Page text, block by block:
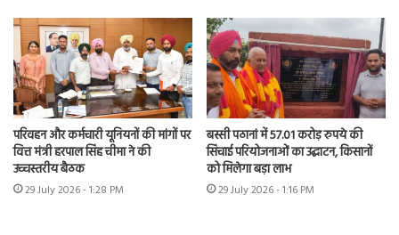
परिवहन और कर्मचारी यूनियनों की मांगों पर
वित्त मंत्री हरपाल सिंह चीमा ने की
उच्चस्तरीय बैठक
29 July 2026 - 1:28 PM
बस्सी पठानां में 57.01 करोड़ रुपये की
सिंचाई परियोजनाओं का उद्घाटन, किसानों
को मिलेगा बड़ा लाभ
29 July 2026 - 1:16 PM